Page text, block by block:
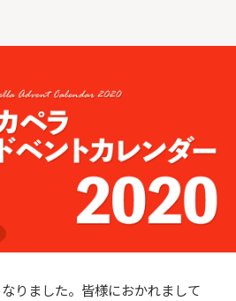
りました。皆様におかれまして